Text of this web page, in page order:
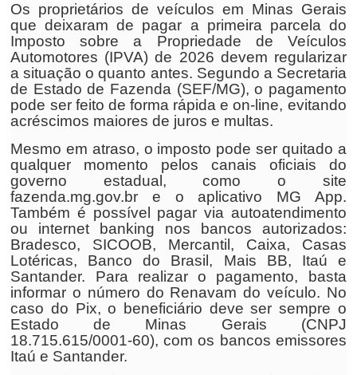
Os proprietários de veículos em Minas Gerais
que deixaram de pagar a primeira parcela do
Imposto sobre a Propriedade de Veículos
Automotores (IPVA) de 2026 devem regularizar
a situação o quanto antes. Segundo a Secretaria
de Estado de Fazenda (SEF/MG), o pagamento
pode ser feito de forma rápida e on-line, evitando
acréscimos maiores de juros e multas.
Mesmo em atraso, o imposto pode ser quitado a
qualquer momento pelos canais oficiais do
governo estadual, como o site
fazenda.mg.gov.br e o aplicativo MG App.
Também é possível pagar via autoatendimento
ou internet banking nos bancos autorizados:
Bradesco, SICOOB, Mercantil, Caixa, Casas
Lotéricas, Banco do Brasil, Mais BB, Itaú e
Santander. Para realizar o pagamento, basta
informar o número do Renavam do veículo. No
caso do Pix, o beneficiário deve ser sempre o
Estado de Minas Gerais (CNPJ
18.715.615/0001-60), com os bancos emissores
Itaú e Santander.